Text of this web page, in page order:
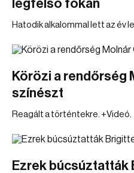
legfelső fokán
Hatodik alkalommal lett az év
Körözi a rendőrség
színészt
Reagált a történtekre. +Videó.
Ezrek búcsúztatták